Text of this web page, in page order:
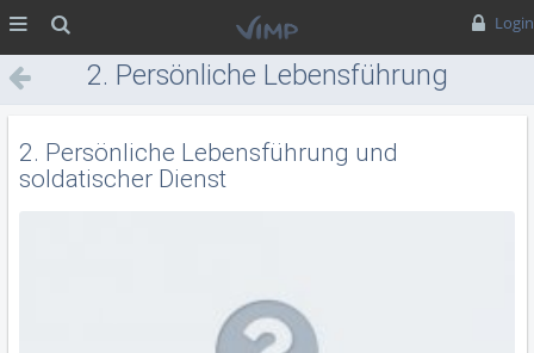
Login
2. Persönliche Lebensführung
und soldatischer Dienst
2. Persönliche Lebensführung und
soldatischer Dienst